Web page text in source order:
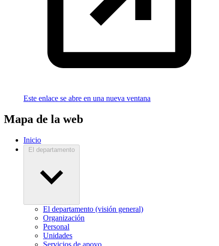
Este enlace se abre en una nueva ventana
Mapa de la web
Inicio
El departamento
El departamento (visión general)
Organización
Personal
Unidades